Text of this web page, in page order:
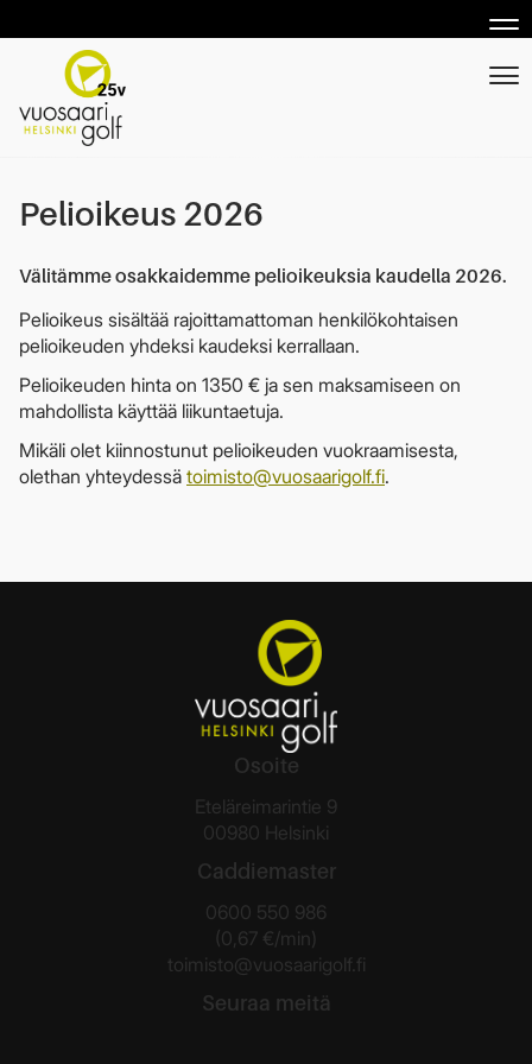
Pelioikeus 2026
Välitämme osakkaidemme pelioikeuksia kaudella 2026.
Pelioikeus sisältää rajoittamattoman henkilökohtaisen
pelioikeuden yhdeksi kaudeksi kerrallaan.
Pelioikeuden hinta on 1350 € ja sen maksamiseen on
mahdollista käyttää liikuntaetuja.
Mikäli olet kiinnostunut pelioikeuden vuokraamisesta,
olethan yhteydessä toimisto@vuosaarigolf.fi.
Osoite
Eteläreimarintie 9
00980 Helsinki
Caddiemaster
0600 550 986
(0,67 €/min)
toimisto@vuosaarigolf.fi
Seuraa meitä